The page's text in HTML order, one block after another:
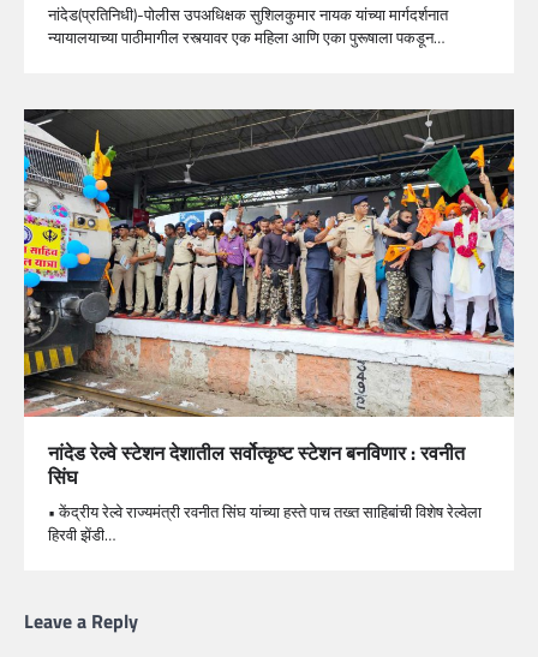
नांदेड(प्रतिनिधी)-पोलीस उपअधिक्षक सुशिलकुमार नायक यांच्या मार्गदर्शनात
न्यायालयाच्या पाठीमागील रस्त्यावर एक महिला आणि एका पुरूषाला पकडून…
नांदेड रेल्वे स्टेशन देशातील सर्वोत्कृष्ट स्टेशन बनविणार : रवनीत
सिंघ
• केंद्रीय रेल्वे राज्यमंत्री रवनीत सिंघ यांच्या हस्ते पाच तख्त साहिबांची विशेष रेल्वेला
हिरवी झेंडी…
Leave a Reply